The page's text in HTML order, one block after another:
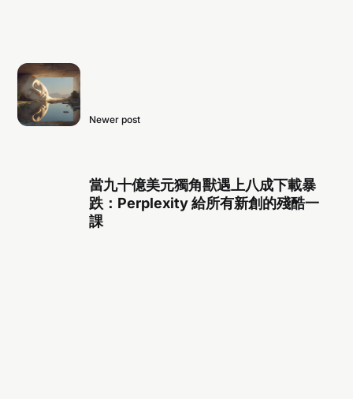
Newer post
當九十億美元獨角獸遇上八成下載暴
跌：Perplexity 給所有新創的殘酷一
課